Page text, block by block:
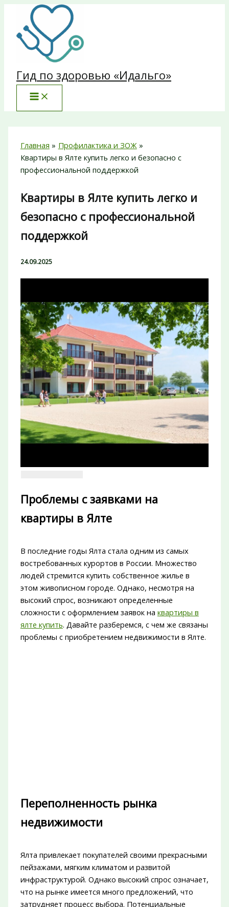
Перейти
содержимому
Гид по здоровью «Идальго»
Главная
Профилактика и ЗОЖ
Квартиры в Ялте купить легко и безопасно с
профессиональной поддержкой
Квартиры в Ялте купить легко и
безопасно с профессиональной
поддержкой
24.09.2025
Проблемы с заявками на
квартиры в Ялте
В последние годы Ялта стала одним из самых
востребованных курортов в России. Множество
людей стремится купить собственное жилье в
этом живописном городе. Однако, несмотря на
высокий спрос, возникают определенные
сложности с оформлением заявок на квартиры в
ялте купить. Давайте разберемся, с чем же связаны
проблемы с приобретением недвижимости в Ялте.
Переполненность рынка
недвижимости
Ялта привлекает покупателей своими прекрасными
пейзажами, мягким климатом и развитой
инфраструктурой. Однако высокий спрос означает,
что на рынке имеется много предложений, что
затрудняет процесс выбора. Потенциальные